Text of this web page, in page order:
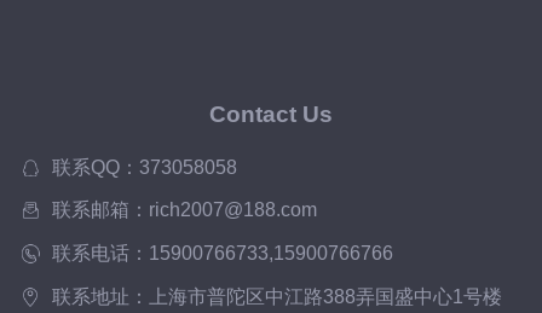
Contact Us
联系QQ：373058058
联系邮箱：rich2007@188.com
联系电话：15900766733,15900766766
联系地址：上海市普陀区中江路388弄国盛中心1号楼